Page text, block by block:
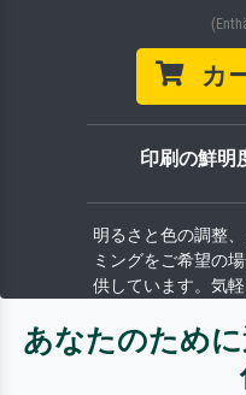
カー
印刷の鮮明
明るさと色の調整
ミングをご希望の
供しています。気
あなたのため